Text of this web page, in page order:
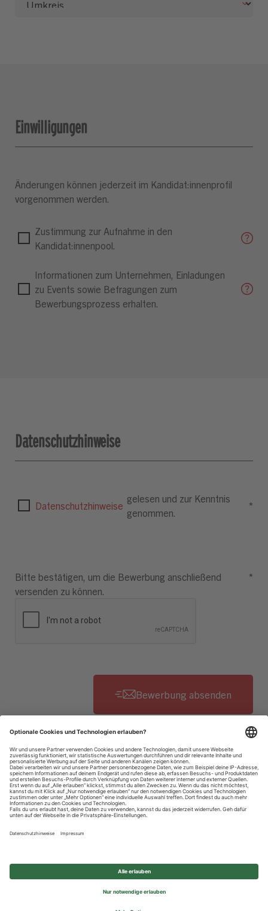
Einwilligungen
Änderungen können jederzeit im Kandidat:innenprofil
vorgenommen werden.
Zustimmung zur Aufnahme in den
Kandidat:innenpool.
Informationen zum Unternehmen, Einladungen
zu Events sowie Befragungen zum
Bewerbungsprozess erhalten.
Datenschutzhinweise
Datenschutzhinweise
gelesen und zur Kenntnis
genommen.
*
Bitte bestätigen, um die Bewerbung anschließend
versenden zu können.
*
Datenschutzhinweise
Impressum